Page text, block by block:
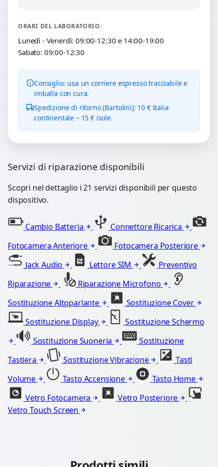
ORARI DEL LABORATORIO:
Lunedì - Venerdì: 09:00-12:30 e 14:00-19:00
Sabato: 09:00-12:30
Consiglio: usa un corriere espresso tracciabile e
imballa con cura.
Spedizione di ritorno (Bartolini): 10 € Italia
continentale – 15 € isole.
Servizi di riparazione disponibili
Scopri nel dettaglio i 21 servizi disponibili per questo
dispositivo.
Cambio Batteria
Connettore Ricarica
Fotocamera Anteriore
Fotocamera Posteriore
Jack Audio
Lettore SIM
Preventivo
Riparazione
Riparazione Microfono
Sostituzione Altoparlante
Sostituzione Cover
Sostituzione Display
Sostituzione Schermo
Sostituzione Suoneria
Sostituzione
Tastiera
Sostituzione Vibrazione
Tasti
Volume
Tasto Accensione
Tasto Home
Vetro Fotocamera
Vetro Posteriore
Vetro Touch Screen